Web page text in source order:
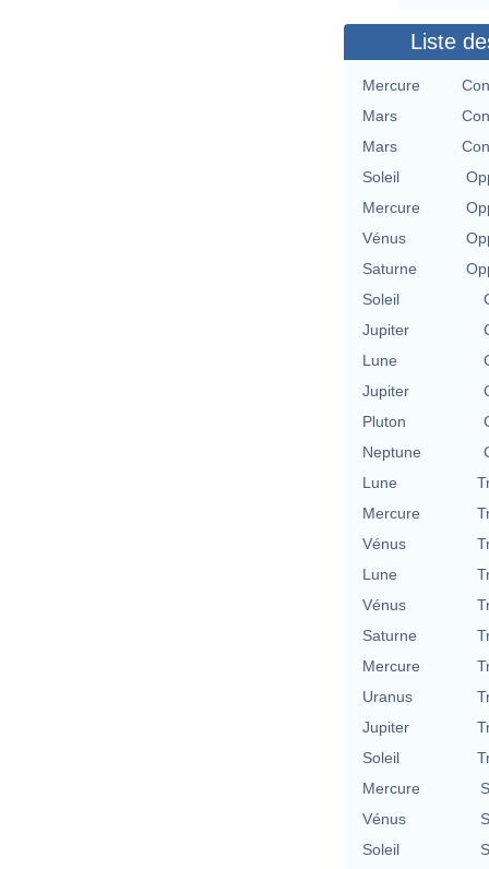
Liste
Mercure
Mars
Mars
Soleil
Mercure
Vénus
Saturne
Soleil
Jupiter
Lune
Jupiter
Pluton
Neptune
Lune
Mercure
Vénus
Lune
Vénus
Saturne
Mercure
Uranus
Jupiter
Soleil
Mercure
Vénus
Soleil